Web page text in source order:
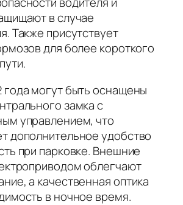
в случае
Также присутствует
для более короткого
могут быть оснащены
замка с
управлением, что
дополнительное удобство
при парковке. Внешние
облегчают
а качественная оптика
в ночное время.